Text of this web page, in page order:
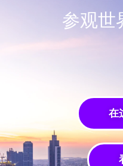
参观世
在